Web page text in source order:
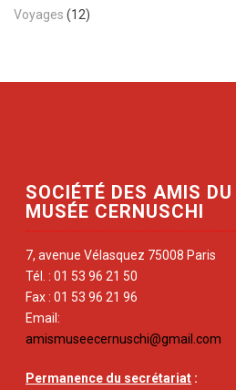
Voyages (12)
SOCIÉTÉ DES AMIS DU
MUSÉE CERNUSCHI
7, avenue Vélasquez 75008 Paris
Tél. : 01 53 96 21 50
Fax : 01 53 96 21 96
Email:
amismuseecernuschi@gmail.com
Permanence du secrétariat :